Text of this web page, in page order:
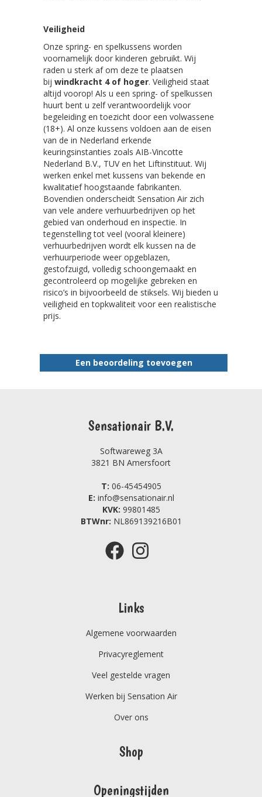
Veiligheid
Onze spring- en spelkussens worden
voornamelijk door kinderen gebruikt. Wij
raden u sterk af om deze te plaatsen
bij windkracht 4 of hoger. Veiligheid staat
altijd voorop! Als u een spring- of spelkussen
huurt bent u zelf verantwoordelijk voor
begeleiding en toezicht door een volwassene
(18+). Al onze kussens voldoen aan de eisen
van de in Nederland erkende
keuringsinstanties zoals AIB-Vincotte
Nederland B.V., TUV en het Liftinstituut. Wij
werken enkel met kussens van bekende en
kwalitatief hoogstaande fabrikanten.
Bovendien onderscheidt Sensation Air zich
van vele andere verhuurbedrijven op het
gebied van onderhoud en inspectie. In
tegenstelling tot veel (vooral kleinere)
verhuurbedrijven wordt elk kussen na de
verhuurperiode weer opgeblazen,
gestofzuigd, volledig schoongemaakt en
gecontroleerd op mogelijke gebreken en
risico’s in bijvoorbeeld de stiksels. Wij bieden u
veiligheid en topkwaliteit voor een realistische
prijs.
Een beoordeling toevoegen
Sensationair B.V.
Softwareweg 3A
3821 BN Amersfoort
T: 06-45454905
E: info@sensationair.nl
KVK: 99801485
BTWnr: NL869139216B01
Links
Algemene voorwaarden
Privacyreglement
Veel gestelde vragen
Werken bij Sensation Air
Over ons
Shop
Openingstijden